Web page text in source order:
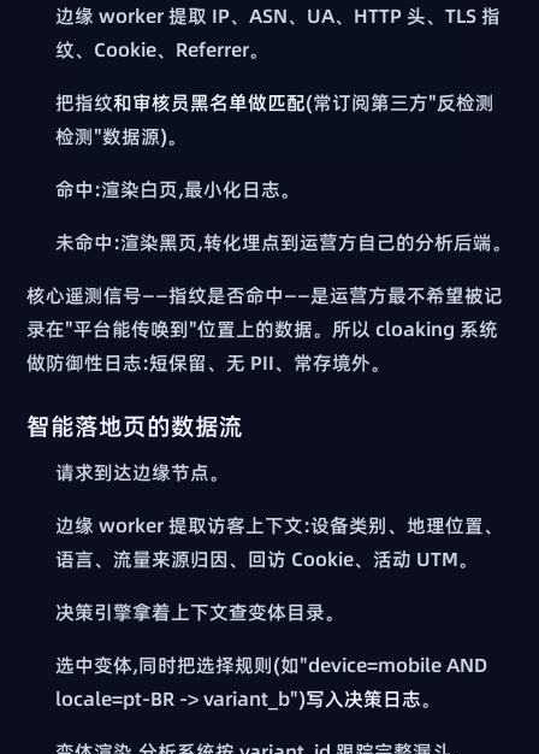
边缘 worker 提取 IP、ASN、UA、HTTP 头、TLS 指
纹、Cookie、Referrer。
把指纹和审核员黑名单做匹配(常订阅第三方"反检测
检测"数据源)。
命中:渲染白页,最小化日志。
未命中:渲染黑页,转化埋点到运营方自己的分析后端。
核心遥测信号——指纹是否命中——是运营方最不希望被记
录在"平台能传唤到"位置上的数据。所以 cloaking 系统
做防御性日志:短保留、无 PII、常存境外。
智能落地页的数据流
请求到达边缘节点。
边缘 worker 提取访客上下文:设备类别、地理位置、
语言、流量来源归因、回访 Cookie、活动 UTM。
决策引擎拿着上下文查变体目录。
选中变体,同时把选择规则(如"device=mobile AND
locale=pt-BR -> variant_b")写入决策日志。